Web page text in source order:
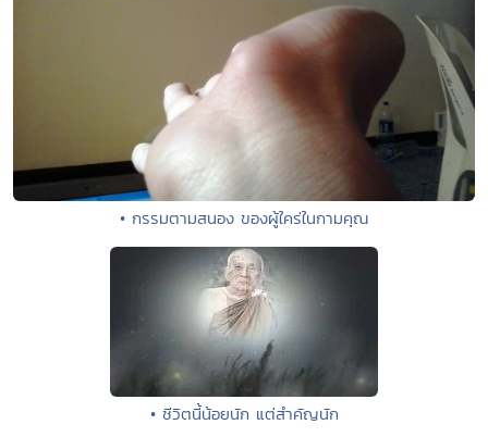
• กรรมตามสนอง ของผู้ใคร่ในกามคุณ
• ชีวิตนี้น้อยนัก แต่สำคัญนัก